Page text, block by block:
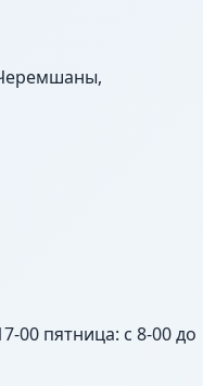
00 пятница: с 8-00 до